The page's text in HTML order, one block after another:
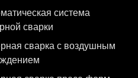
система
сварки
сварка с воздушным